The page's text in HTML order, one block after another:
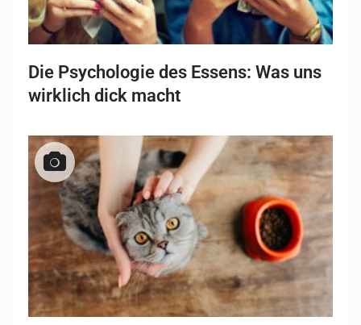
Die Psychologie des Essens: Was uns
wirklich dick macht